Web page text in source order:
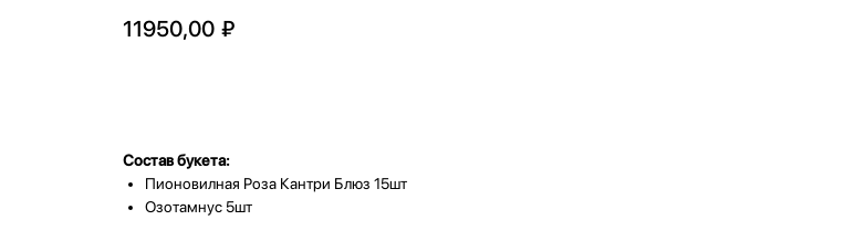
11950,00 ₽
Состав букета:
Пионовилная Роза Кантри Блюз 15шт
Озотамнус 5шт